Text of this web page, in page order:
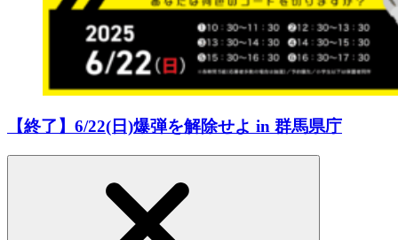
【終了】6/22(日)爆弾を解除せよ in 群馬県庁